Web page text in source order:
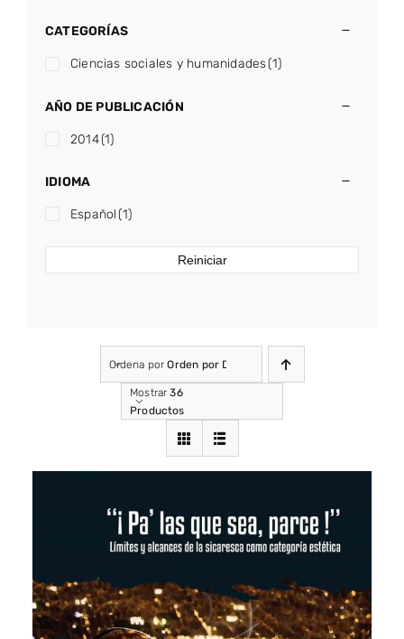
CATEGORÍAS
Ciencias sociales y humanidades(1)
AÑO DE PUBLICACIÓN
2014(1)
IDIOMA
Español (1)
Reiniciar
Ordena porOrden por Defecto
Mostrar36
Productos